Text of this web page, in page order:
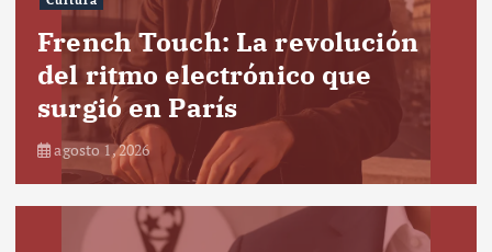
French Touch: La revolución
del ritmo electrónico que
surgió en París
agosto 1, 2026